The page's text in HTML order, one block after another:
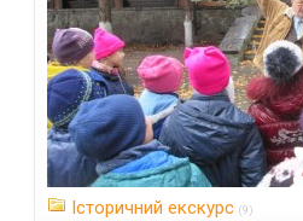
Історичний екскурс (9)